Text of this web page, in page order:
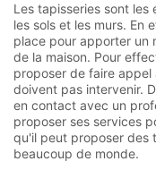
Les tapisseries sont les
les sols et les murs. En
place pour apporter un
de la maison. Pour
proposer de faire appel
doivent pas intervenir.
en contact avec un
proposer ses services
qu'il peut proposer des
beaucoup de monde.